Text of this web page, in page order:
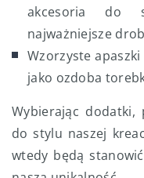
akcesoria do
najważniejsze
Wzorzyste
jako ozdoba
Wybierając dodatki,
do stylu naszej
wtedy będą